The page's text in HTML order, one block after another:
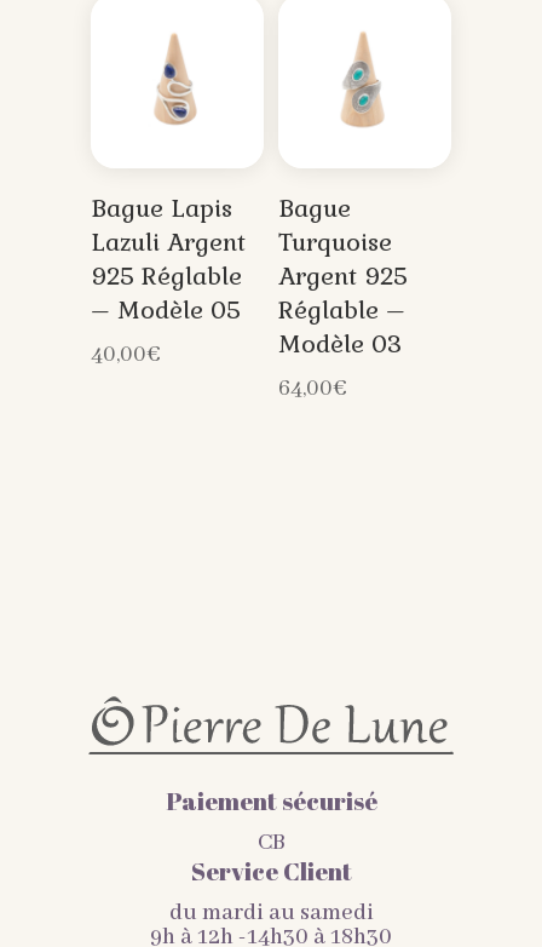
Bague Lapis
Lazuli Argent
925 Réglable
– Modèle 05
40,00€
Bague
Turquoise
Argent 925
Réglable –
Modèle 03
64,00€
Paiement sécurisé
CB
Service Client
du mardi au samedi
9h à 12h -14h30 à 18h30